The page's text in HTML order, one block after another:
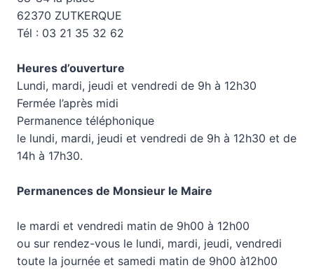
62370 ZUTKERQUE
Tél : 03 21 35 32 62
Heures d’ouverture
Lundi, mardi, jeudi et vendredi de 9h à 12h30
Fermée l’après midi
Permanence téléphonique
le lundi, mardi, jeudi et vendredi de 9h à 12h30 et de
14h à 17h30.
Permanences de Monsieur le Maire
le mardi et vendredi matin de 9h00 à 12h00
ou sur rendez-vous le lundi, mardi, jeudi, vendredi
toute la journée et samedi matin de 9h00 à12h00